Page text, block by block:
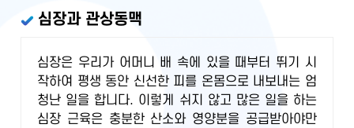
심장과 관상동맥
심장은 우리가 어머니 배 속에 있을 때부터 뛰기 시
작하여 평생 동안 신선한 피를 온몸으로 내보내는 엄
청난 일을 합니다. 이렇게 쉬지 않고 많은 일을 하는
심장 근육은 충분한 산소와 영양분을 공급받아야만